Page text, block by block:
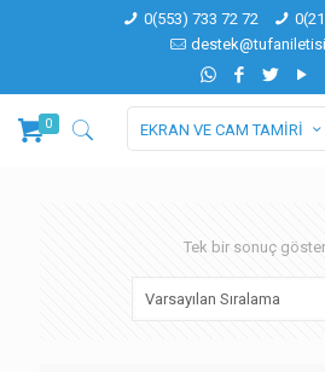
0(553) 733 72 72
0 EKRAN VE CAM TAMİRİ
Tek bir sonuç